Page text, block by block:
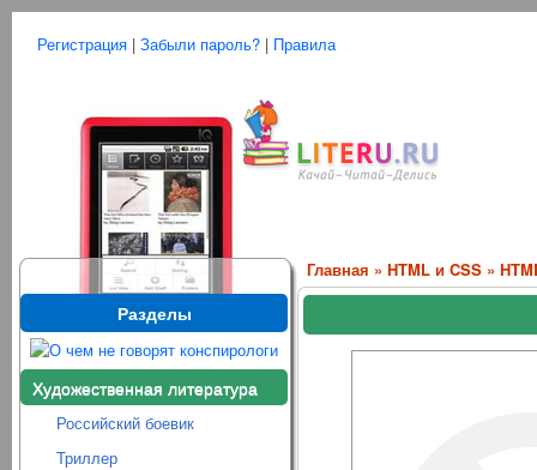
Регистрация | Забыли пароль? | Правила
Разделы
Художественная литература
Российский боевик
Триллер
Главная » HTML и CSS »